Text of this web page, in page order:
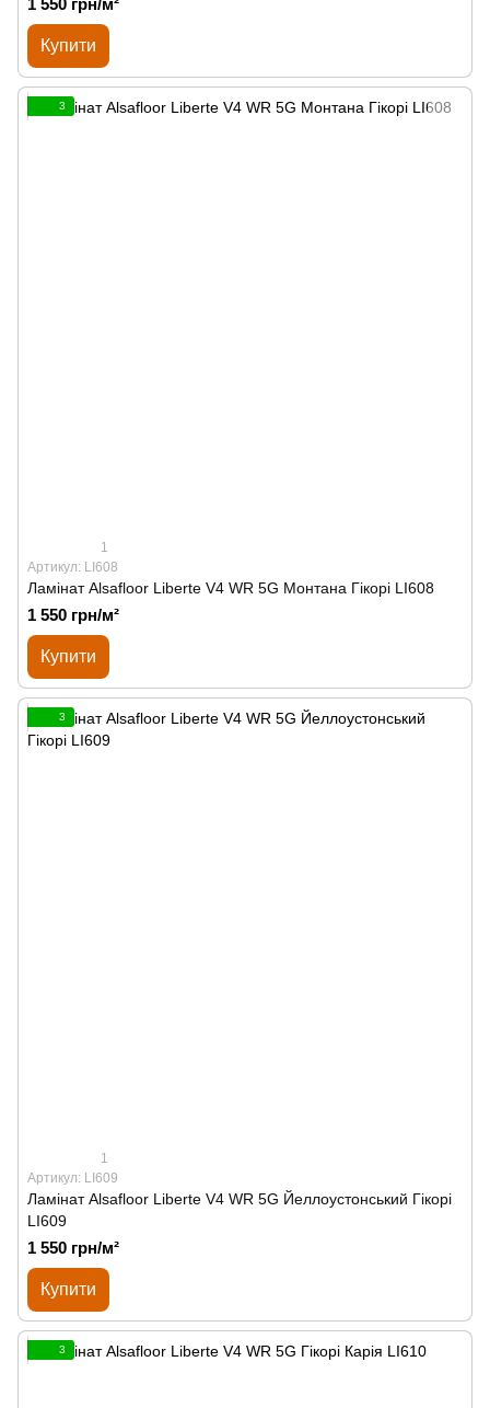
Купити
3
1
Артикул: LI608
Ламінат Alsafloor Liberte V4 WR 5G Монтана Гікорі LI608
1 550 грн/м²
Купити
3
1
Артикул: LI609
Ламінат Alsafloor Liberte V4 WR 5G Йеллоустонський Гікорі
LI609
1 550 грн/м²
Купити
3